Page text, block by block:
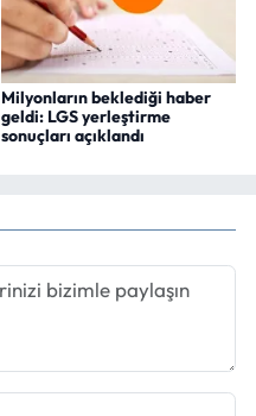
Milyonların beklediği haber
geldi: LGS yerleştirme
sonuçları açıklandı